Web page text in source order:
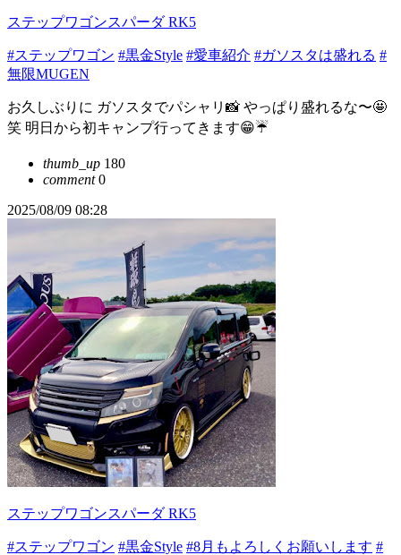
ステップワゴンスパーダ RK5
#ステップワゴン #黒金Style #愛車紹介 #ガソスタは盛れる #
無限MUGEN
お久しぶりに ガソスタでパシャリ📸 やっぱり盛れるな〜🤩
笑 明日から初キャンプ行ってきます😁☔️
thumb_up 180
comment0
2025/08/09 08:28
ステップワゴンスパーダ RK5
#ステップワゴン #黒金Style #8月もよろしくお願いします #